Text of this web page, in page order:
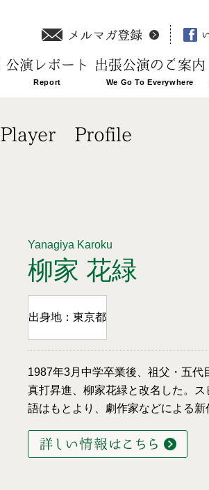
公演レポート 出張公演のご案内
Player Profile
Yanagiya Karoku
柳家 花緑
出身地：東京都
1987年3月中学卒業後、祖父・五
真打昇進、柳家花緑と改名した。
語はもとより、劇作家などによる新